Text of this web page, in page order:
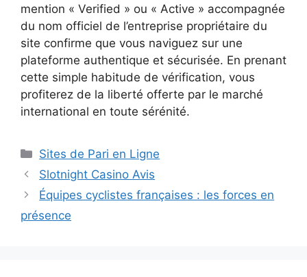
mention « Verified » ou « Active » accompagnée
du nom officiel de l’entreprise propriétaire du
site confirme que vous naviguez sur une
plateforme authentique et sécurisée. En prenant
cette simple habitude de vérification, vous
profiterez de la liberté offerte par le marché
international en toute sérénité.
Catégories
Sites de Pari en Ligne
Slotnight Casino Avis
Équipes cyclistes françaises : les forces en
présence